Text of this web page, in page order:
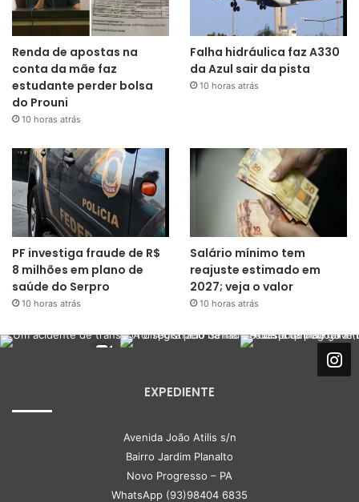
Renda de apostas na
conta da mãe faz
estudante perder bolsa
do Prouni
10 horas atrás
Falha hidráulica faz A330
da Azul sair da pista
10 horas atrás
PF investiga fraude de R$
8 milhões em plano de
saúde do Serpro
10 horas atrás
Salário mínimo tem
reajuste estimado em
2027; veja o valor
10 horas atrás
EXPEDIENTE
Avenida João Atilis s/n
Bairro Jardim Planalto
Novo Progresso – PA
WhatsApp (93)98404 6835